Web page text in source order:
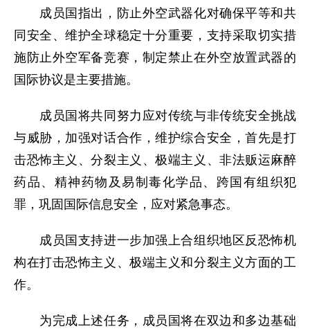
成员国指出，防止外空武器化对确保平等和共
同安全、维护全球稳定十分重要，支持采取切实措
施防止外空军备竞赛，制定禁止在外空放置武器的
国际协议是主要措施。
成员国将共同努力应对传统与非传统安全挑战
与威胁，加强对话合作，维护综合安全，首先是打
击恐怖主义、分裂主义、极端主义、非法贩运麻醉
药品、精神药物及易制毒化学品、跨国有组织犯
罪，巩固国际信息安全，应对紧急事态。
成员国支持进一步加强上合组织地区反恐怖机
构在打击恐怖主义、极端主义和分裂主义方面的工
作。
为完成上述任务，成员国将在双边和多边基础